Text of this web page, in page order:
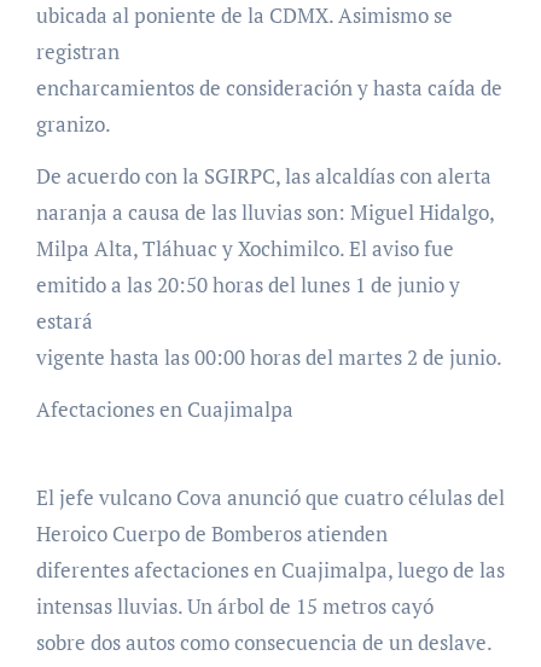
ubicada al poniente de la CDMX. Asimismo se
registran
encharcamientos de consideración y hasta caída de
granizo.
De acuerdo con la SGIRPC, las alcaldías con alerta
naranja a causa de las lluvias son: Miguel Hidalgo,
Milpa Alta, Tláhuac y Xochimilco. El aviso fue
emitido a las 20:50 horas del lunes 1 de junio y
estará
vigente hasta las 00:00 horas del martes 2 de junio.
Afectaciones en Cuajimalpa
El jefe vulcano Cova anunció que cuatro células del
Heroico Cuerpo de Bomberos atienden
diferentes afectaciones en Cuajimalpa, luego de las
intensas lluvias. Un árbol de 15 metros cayó
sobre dos autos como consecuencia de un deslave.